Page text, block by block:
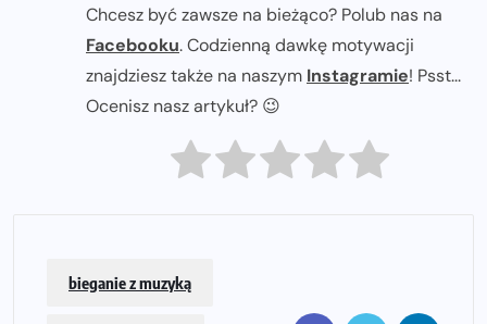
Chcesz być zawsze na bieżąco? Polub nas na
Facebooku. Codzienną dawkę motywacji
znajdziesz także na naszym Instagramie! Psst...
Ocenisz nasz artykuł? 😉
bieganie z muzyką